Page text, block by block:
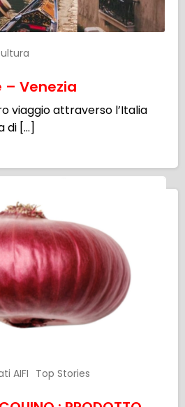
– Venezia
viaggio attraverso l’Italia
di […]
AIFI Top Stories